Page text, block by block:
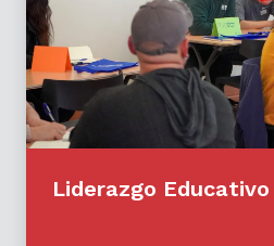
Liderazgo Educativo